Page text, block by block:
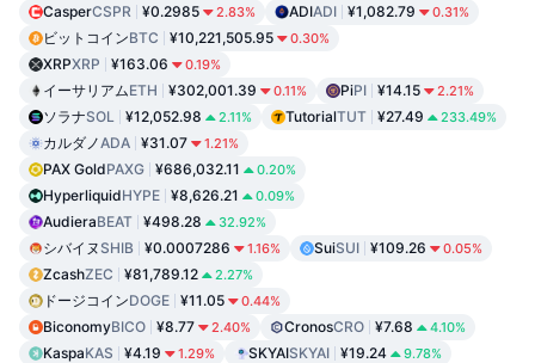
CasperCSPR ¥0.2985 2.83% ADIADI ¥1,082.79 0.31%
ビットコインBTC ¥10,221,505.95 0.30%
XRPXRP ¥163.06 0.19%
イーサリアムETH ¥302,001.39 0.11% PiPI ¥14.15 2.21%
ソラナSOL ¥12,052.98 2.11% TutorialTUT ¥27.49 233.49%
カルダノADA ¥31.07 1.21%
PAX GoldPAXG ¥686,032.11 0.20%
HyperliquidHYPE ¥8,626.21 0.09%
AudieraBEAT ¥498.28 32.92%
シバイヌ SHIB ¥0.0007286 1.16% SuiSUI ¥109.26 0.05%
ZcashZEC ¥81,789.12 2.27%
ドージコインDOGE ¥11.05 0.44%
BiconomyBICO ¥8.77 2.40% CronosCRO ¥7.68 4.10%
KaspaKAS ¥4.19 1.29% SKYAISKYAI ¥19.24 9.78%